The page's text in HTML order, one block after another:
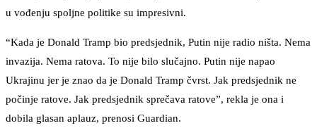
u vođenju spoljne politike su impresivni.
“Kada je Donald Tramp bio predsjednik, Putin nije radio ništa. Nema
invazija. Nema ratova. To nije bilo slučajno. Putin nije napao
Ukrajinu jer je znao da je Donald Tramp čvrst. Jak predsjednik ne
počinje ratove. Jak predsjednik sprečava ratove”, rekla je ona i
dobila glasan aplauz, prenosi Guardian.